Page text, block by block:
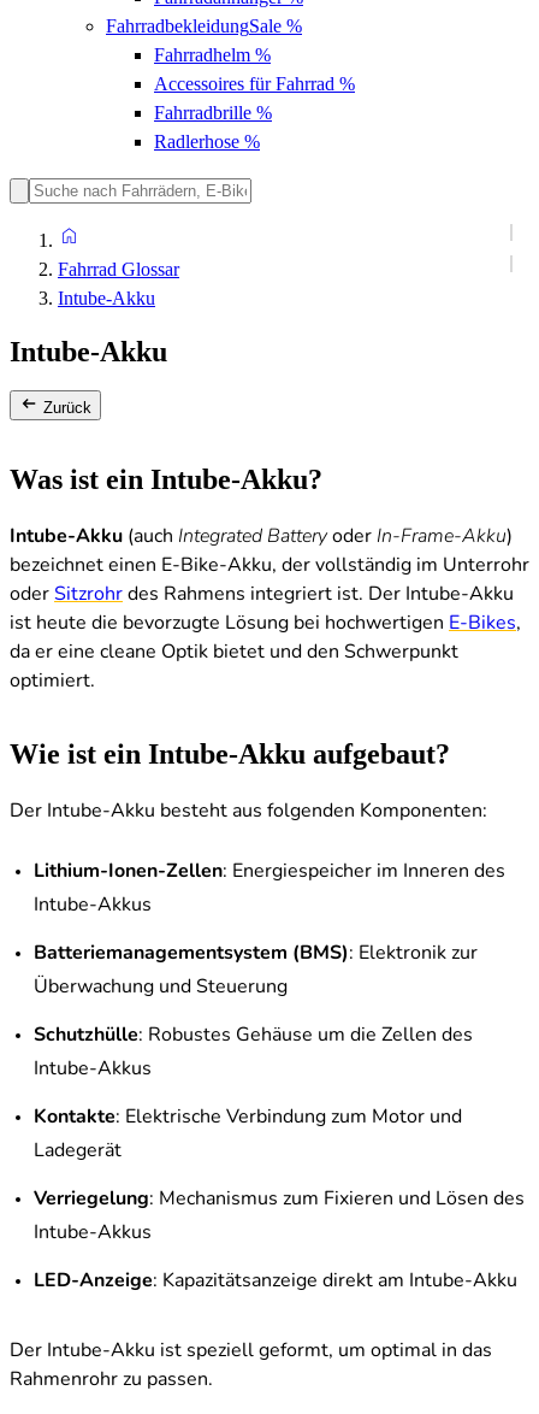
FahrradbekleidungSale %
Fahrradhelm %
Accessoires für Fahrrad %
Fahrradbrille %
Radlerhose %
Fahrrad Glossar
Intube-Akku
Intube-Akku
Zurück
Was ist ein Intube-Akku?
Intube-Akku (auch Integrated Batteryoder In-Frame-Akku)
bezeichnet einen E-Bike-Akku, der vollständig im Unterrohr
oder Sitzrohr des Rahmens integriert ist. Der Intube-Akku
ist heute die bevorzugte Lösung bei hochwertigen E-Bikes,
da er eine cleane Optik bietet und den Schwerpunkt
optimiert.
Wie ist ein Intube-Akku aufgebaut?
Der Intube-Akku besteht aus folgenden Komponenten:
Lithium-Ionen-Zellen: Energiespeicher im Inneren des
Intube-Akkus
Batteriemanagementsystem (BMS): Elektronik zur
Überwachung und Steuerung
Schutzhülle: Robustes Gehäuse um die Zellen des
Intube-Akkus
Kontakte: Elektrische Verbindung zum Motor und
Ladegerät
Verriegelung: Mechanismus zum Fixieren und Lösen des
Intube-Akkus
LED-Anzeige: Kapazitätsanzeige direkt am Intube-Akku
Der Intube-Akku ist speziell geformt, um optimal in das
Rahmenrohr zu passen.